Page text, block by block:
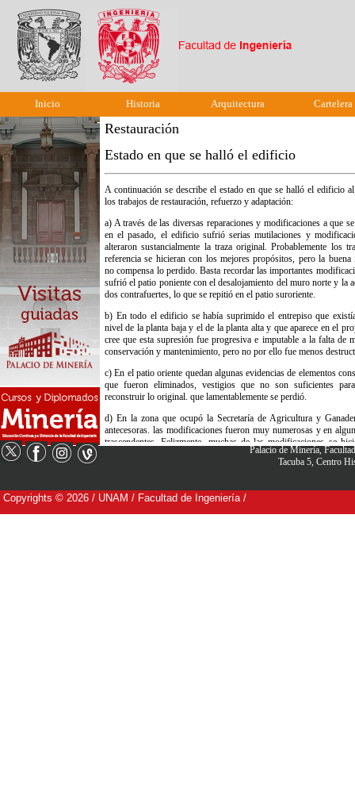
Inicio Historia Arquitectura Cartelera
Palacio de Minería,
Tacuba 5, Centro
Copyrights © 2026 / UNAM / Facultad de Ingeniería /